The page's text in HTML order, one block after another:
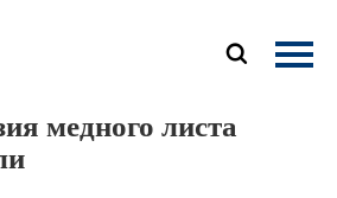

медного листа